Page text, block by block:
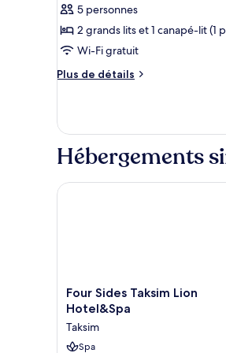
Balcony
ce
type
de
chambre :
Familiale
5 personnes
2 grands lits et 1 canapé-lit (1
Wi-Fi gratuit
Plus de détails
Plus
le
type
de
Chambre
Hébergements
Four
Sides
Lion
Hotel&Spa
Four Sides Taksim Lion
Hotel&Spa
Taksim
Spa
Four Sides Taksim Lion